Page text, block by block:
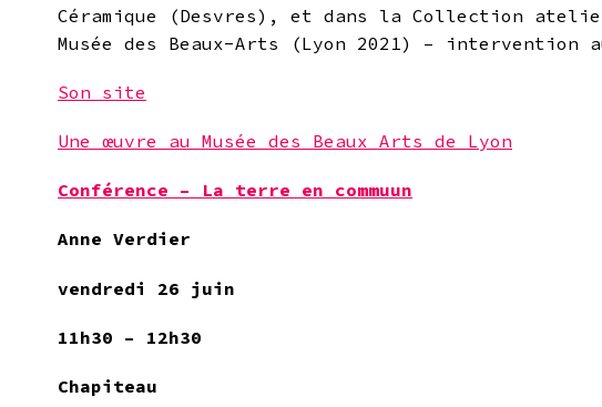
Céramique (Desvres), et dans la Collection
Musée des Beaux-Arts (Lyon 2021) – intervention
Son site
Une œuvre au Musée des Beaux Arts de Lyon
Conférence – La terre en commuun
Anne Verdier
vendredi 26 juin
11h30 – 12h30
Chapiteau